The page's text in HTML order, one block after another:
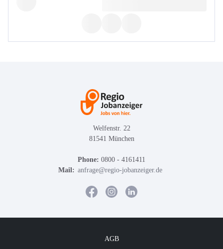
Welfenstr. 22
81541 München
Phone: 0800 - 4161411
Mail: anfrage@regio-jobanzeiger.de
AGB